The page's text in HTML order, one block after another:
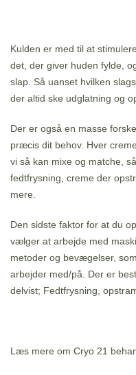
Kulden er med til at
det, der giver huden fylde,
slap. Så uanset hvilken
der altid ske udglatning og
Der er også en masse
præcis dit behov. Hver
vi så kan mixe og matche,
fedtfrysning, creme der
mere.
Den sidste faktor for at du
vælger at arbejde med
metoder og bevægelser,
arbejder med/på. Der er
delvist; Fedtfrysning,
Læs mere om Cryo 21